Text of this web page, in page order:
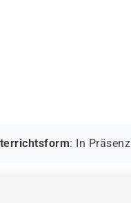
: In Präsenz